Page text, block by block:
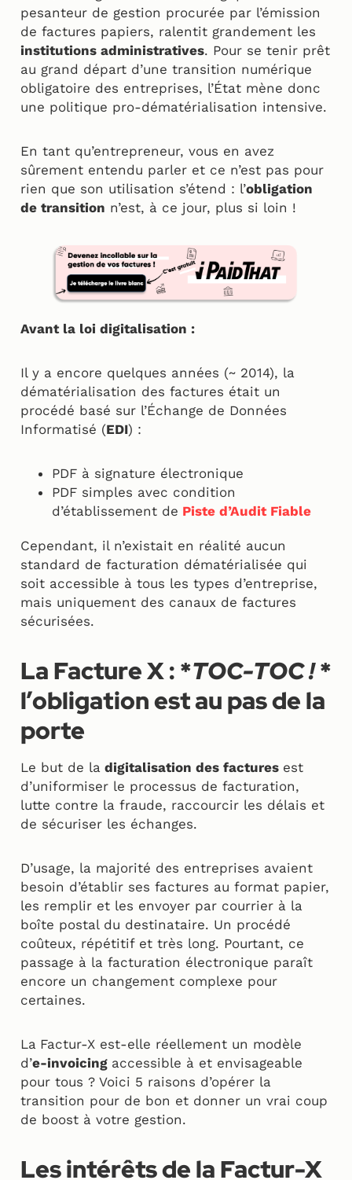
pesanteur de gestion procurée par l’émission
de factures papiers, ralentit grandement les
institutions administratives. Pour se tenir prêt
au grand départ d’une transition numérique
obligatoire des entreprises, l’État mène donc
une politique pro-dématérialisation intensive.
En tant qu’entrepreneur, vous en avez
sûrement entendu parler et ce n’est pas pour
rien que son utilisation s’étend : l’obligation
de transition n’est, à ce jour, plus si loin !
Avant la loi digitalisation :
Il y a encore quelques années (~ 2014), la
dématérialisation des factures était un
procédé basé sur l’Échange de Données
Informatisé (EDI) :
PDF à signature électronique
PDF simples avec condition
d’établissement de Piste d’Audit Fiable
Cependant, il n’existait en réalité aucun
standard de facturation dématérialisée qui
soit accessible à tous les types d’entreprise,
mais uniquement des canaux de factures
sécurisées.
La Facture X : *TOC-TOC !*
l’obligation est au pas de la
porte
Le but de la digitalisation des factures est
d’uniformiser le processus de facturation,
lutte contre la fraude, raccourcir les délais et
de sécuriser les échanges.
D’usage, la majorité des entreprises avaient
besoin d’établir ses factures au format papier,
les remplir et les envoyer par courrier à la
boîte postal du destinataire. Un procédé
coûteux, répétitif et très long. Pourtant, ce
passage à la facturation électronique paraît
encore un changement complexe pour
certaines.
La Factur-X est-elle réellement un modèle
d’e-invoicing accessible à et envisageable
pour tous ? Voici 5 raisons d’opérer la
transition pour de bon et donner un vrai coup
de boost à votre gestion.
Les intérêts de la Factur-X